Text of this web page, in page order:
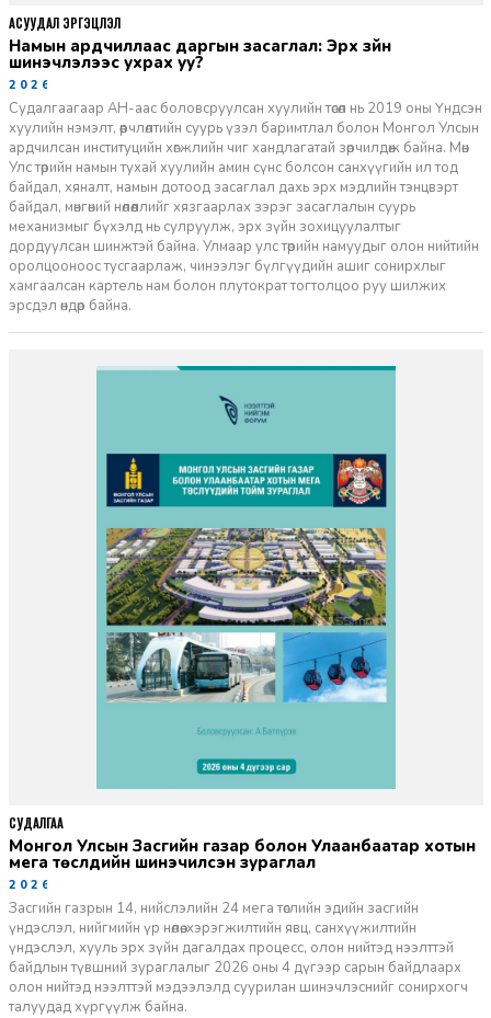
Намын ардчиллаас даргын засаглал: Эрх зүйн
шинэчлэлээс ухрах уу?
2026-07-08
Судалгаагаар АН-аас боловсруулсан хуулийн төсөл нь 2019 оны Үндсэн
хуулийн нэмэлт, өөрчлөлтийн суурь үзэл баримтлал болон Монгол Улсын
ардчилсан институцийн хөгжлийн чиг хандлагатай зөрчилдөж байна. Мөн
Улс төрийн намын тухай хуулийн амин сүнс болсон санхүүгийн ил тод
байдал, хяналт, намын дотоод засаглал дахь эрх мэдлийн тэнцвэрт
байдал, мөнгөний нөлөөллийг хязгаарлах зэрэг засаглалын суурь
механизмыг бүхэлд нь сулруулж, эрх зүйн зохицуулалтыг
дордуулсан шинжтэй байна. Улмаар улс төрийн намуудыг олон нийтийн
оролцооноос тусгаарлаж, чинээлэг бүлгүүдийн ашиг сонирхлыг
хамгаалсан картель нам болон плутократ тогтолцоо руу шилжих
эрсдэл өндөр байна.
АСУУДАЛ ЭРГЭЦҮҮЛЭЛ
Монгол Улсын Засгийн газар болон Улаанбаатар хотын
мега төслүүдийн шинэчилсэн зураглал
2026-06-29
Засгийн газрын 14, нийслэлийн 24 мега төслийн эдийн засгийн
үндэслэл, нийгмийн үр нөлөө, хэрэгжилтийн явц, санхүүжилтийн
үндэслэл, хууль эрх зүйн дагалдах процесс, олон нийтэд нээлттэй
байдлын түвшний зураглалыг 2026 оны 4 дүгээр сарын байдлаарх
олон нийтэд нээлттэй мэдээлэлд суурилан шинэчлэснийг сонирхогч
талуудад хүргүүлж байна.
СУДАЛГАА